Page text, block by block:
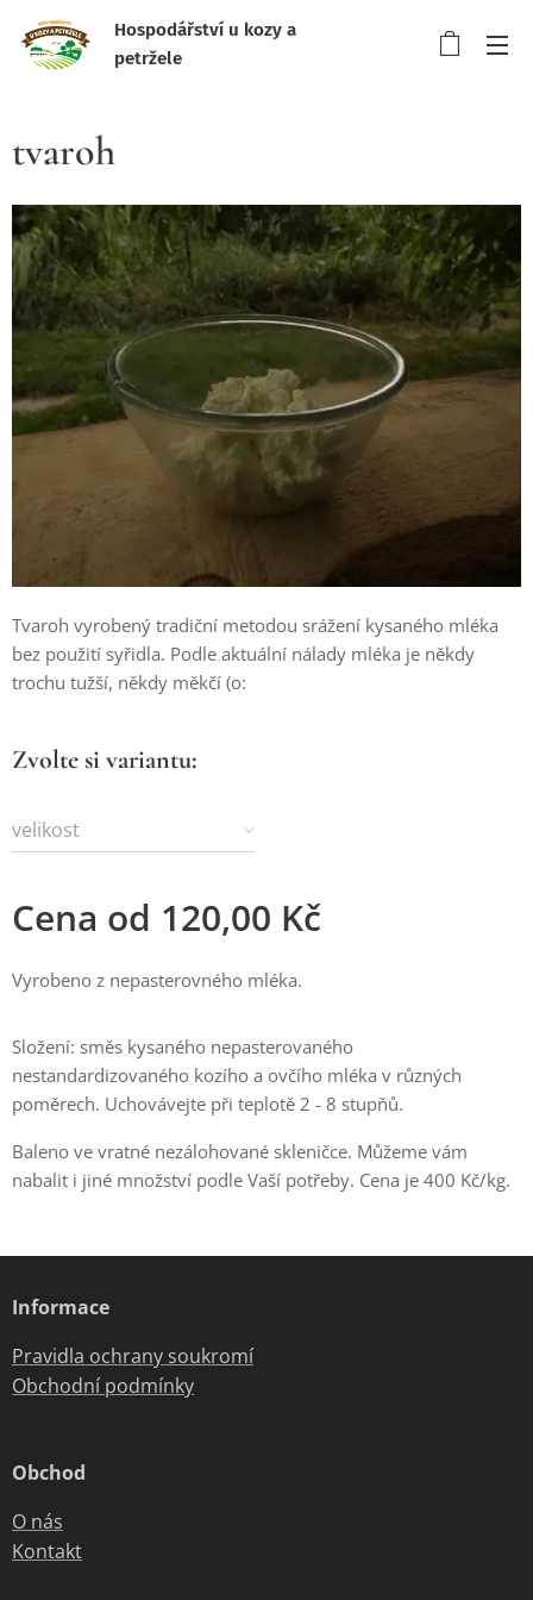
Hospodářství u kozy a
petržele
tvaroh
Tvaroh vyrobený tradiční metodou srážení kysaného mléka
bez použití syřidla. Podle aktuální nálady mléka je někdy
trochu tužší, někdy měkčí (o:
Zvolte si variantu:
velikost
Cena od 120,00 Kč
Vyrobeno z nepasterovného mléka.
Složení: směs kysaného nepasterovaného
nestandardizovaného kozího a ovčího mléka v různých
poměrech. Uchovávejte při teplotě 2 - 8 stupňů.
Baleno ve vratné nezálohované skleničce. Můžeme vám
nabalit i jiné množství podle Vaší potřeby. Cena je 400 Kč/kg.
Informace
Pravidla ochrany soukromí
Obchodní podmínky
Obchod
O nás
Kontakt